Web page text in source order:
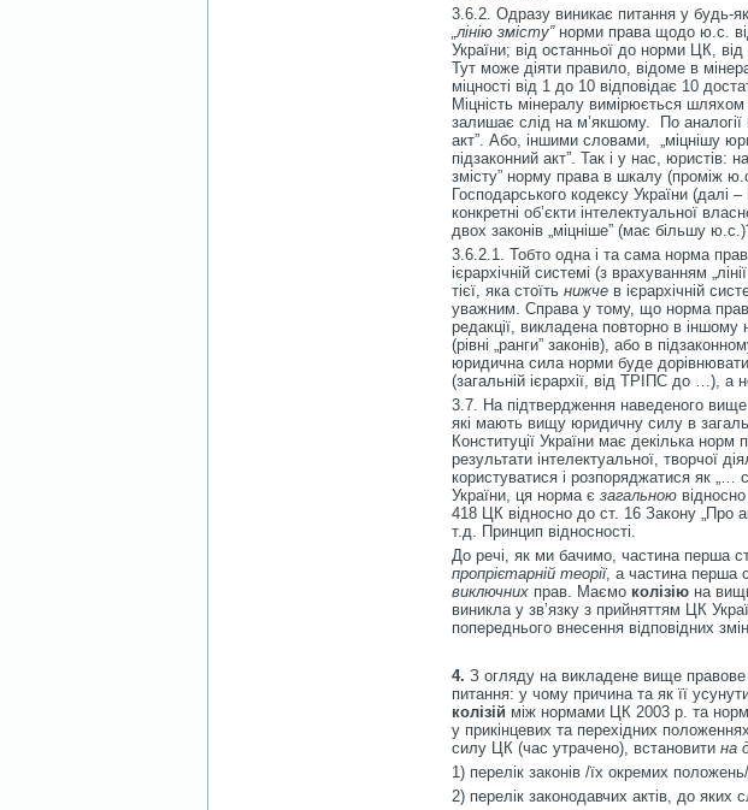
3.6.2. Одразу виникає питання у будь-
„лінію змісту”норми права щодо ю.с.
України; від останньої до норми ЦК,
Тут може діяти правило, відоме в
міцності від 1 до 10 відповідає 10
Міцність мінералу вимірюється
залишає слід на м’якшому. По аналогії
акт”. Або, іншими словами, „міцнішу
підзаконний акт”. Так і у нас, юристів:
змісту” норму права в шкалу (проміж
Господарського кодексу України (далі
конкретні об’єкти інтелектуальної
двох законів „міцніше” (має більшу
3.6.2.1. Тобто одна і та сама норма
ієрархічній системі (з врахуванням
тієї, яка стоїть нижче в ієрархічній
уважним. Справа у тому, що норма
редакції, викладена повторно в іншому
(рівні „ранги” законів), або в
юридична сила норми буде
(загальній ієрархії, від ТРІПС до …), а
3.7. На підтвердження наведеного
які мають вищу юридичну силу в
Конституції України має декілька
результати інтелектуальної, творчої
користуватися і розпоряджатися як „…
України, ця норма є загальною
418 ЦК відносно до ст. 16 Закону „Про
т.д. Принцип відносності.
До речі, як ми бачимо, частина перша
пропрієтарній теорії, а частина перша
виключних прав. Маємо колізію на
виникла у зв’язку з прийняттям ЦК
попереднього внесення відповідних
4. З огляду на викладене вище правове
питання: у чому причина та як її
колізій між нормами ЦК 2003 р. та
у прикінцевих та перехідних
силу ЦК (час утрачено), встановити на
1) перелік законів /їх окремих
2) перелік законодавчих актів, до яких